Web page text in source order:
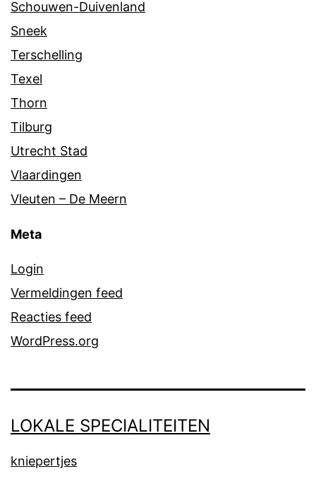
Schouwen-Duivenland
Sneek
Terschelling
Texel
Thorn
Tilburg
Utrecht Stad
Vlaardingen
Vleuten – De Meern
Meta
Login
Vermeldingen feed
Reacties feed
WordPress.org
LOKALE SPECIALITEITEN
kniepertjes